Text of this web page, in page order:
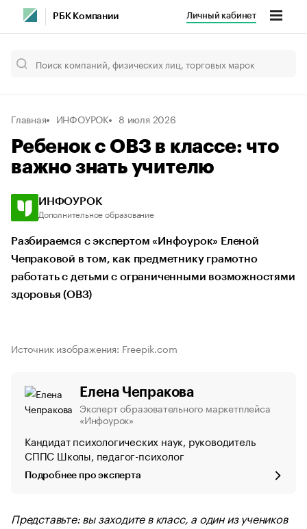
РБК Компании Личный кабинет
Главная ИНФОУРОК 8 июля 2026
Ребенок с ОВЗ в классе: что
важно знать учителю
ИНФОУРОК
Дополнительное образование
Разбираемся с экспертом «Инфоурок» Еленой
Чепраковой в том, как предметнику грамотно
работать с детьми с ограниченными возможностями
здоровья (ОВЗ)
Источник изображения: Freepik.com
Елена Чепракова
Эксперт образовательного маркетплейса
«Инфоурок»
Кандидат психологических наук, руководитель
СППС Школы, педагог-психолог
Подробнее про эксперта
Представьте: вы заходите в класс, а один из учеников